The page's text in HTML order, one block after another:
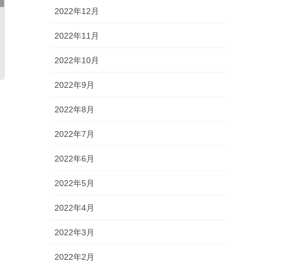
2022年12月
2022年11月
2022年10月
2022年9月
2022年8月
2022年7月
2022年6月
2022年5月
2022年4月
2022年3月
2022年2月